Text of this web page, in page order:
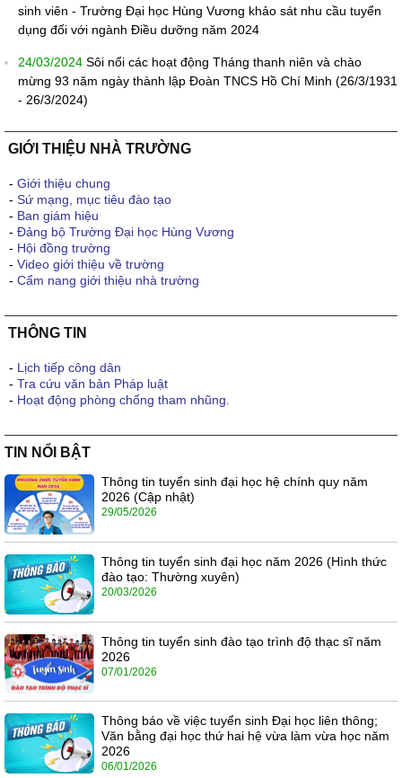
sinh viên - Trường Đại học Hùng Vương khảo sát nhu cầu tuyển
dụng đối với ngành Điều dưỡng năm 2024
24/03/2024 Sôi nổi các hoạt động Tháng thanh niên và chào
mừng 93 năm ngày thành lập Đoàn TNCS Hồ Chí Minh (26/3/1931
- 26/3/2024)
GIỚI THIỆU NHÀ TRƯỜNG
- Giới thiệu chung
- Sứ mạng, mục tiêu đào tạo
- Ban giám hiệu
- Đảng bộ Trường Đại học Hùng Vương
- Hội đồng trường
- Video giới thiệu về trường
- Cẩm nang giới thiệu nhà trường
THÔNG TIN
- Lịch tiếp công dân
- Tra cứu văn bản Pháp luật
- Hoạt động phòng chống tham nhũng.
TIN NỔI BẬT
Thông tin tuyển sinh đại học hệ chính quy năm
2026 (Cập nhật)
29/05/2026
Thông tin tuyển sinh đại học năm 2026 (Hình thức
đào tạo: Thường xuyên)
20/03/2026
Thông tin tuyển sinh đào tạo trình độ thạc sĩ năm
2026
07/01/2026
Thông báo về việc tuyển sinh Đại học liên thông;
Văn bằng đại học thứ hai hệ vừa làm vừa học năm
2026
06/01/2026